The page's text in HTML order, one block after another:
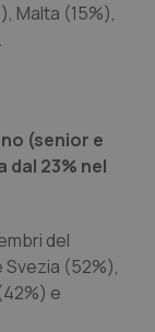
Malta (15%),
(senior e
dal 23% nel
del
(52%),
e